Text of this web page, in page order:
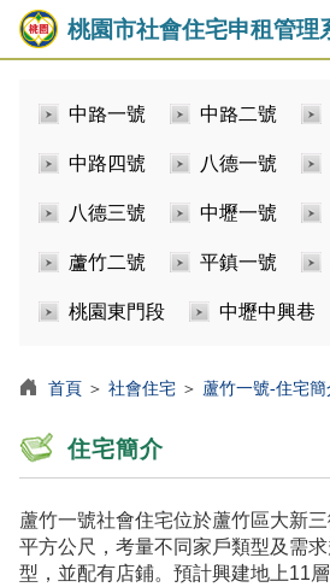
桃園市社會住宅申租管理
中路一號 中路二號
中路四號 八德一號
八德三號 中壢一號
蘆竹二號 平鎮一號
桃園東門段 中壢中興巷
首頁 ＞ 社會住宅 ＞ 蘆竹一號-住宅簡
住宅簡介
蘆竹一號社會住宅位於蘆竹區大新
平方公尺，考量不同家戶類型及需
型，並配有店鋪。預計興建地上11